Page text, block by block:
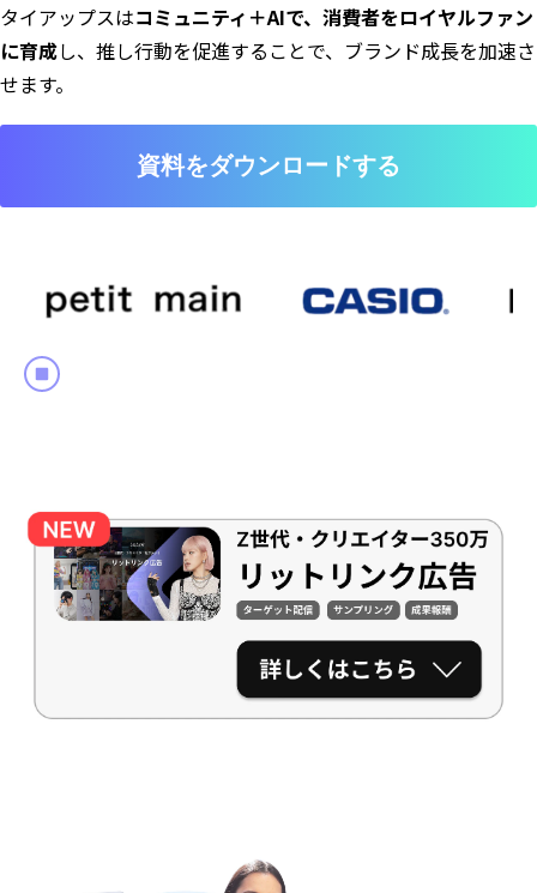
タイアップスはコミュニティ＋AIで、消費者をロイヤルファン
に育成し、推し行動を促進することで、ブランド成長を加速さ
せます。
資料をダウンロードする